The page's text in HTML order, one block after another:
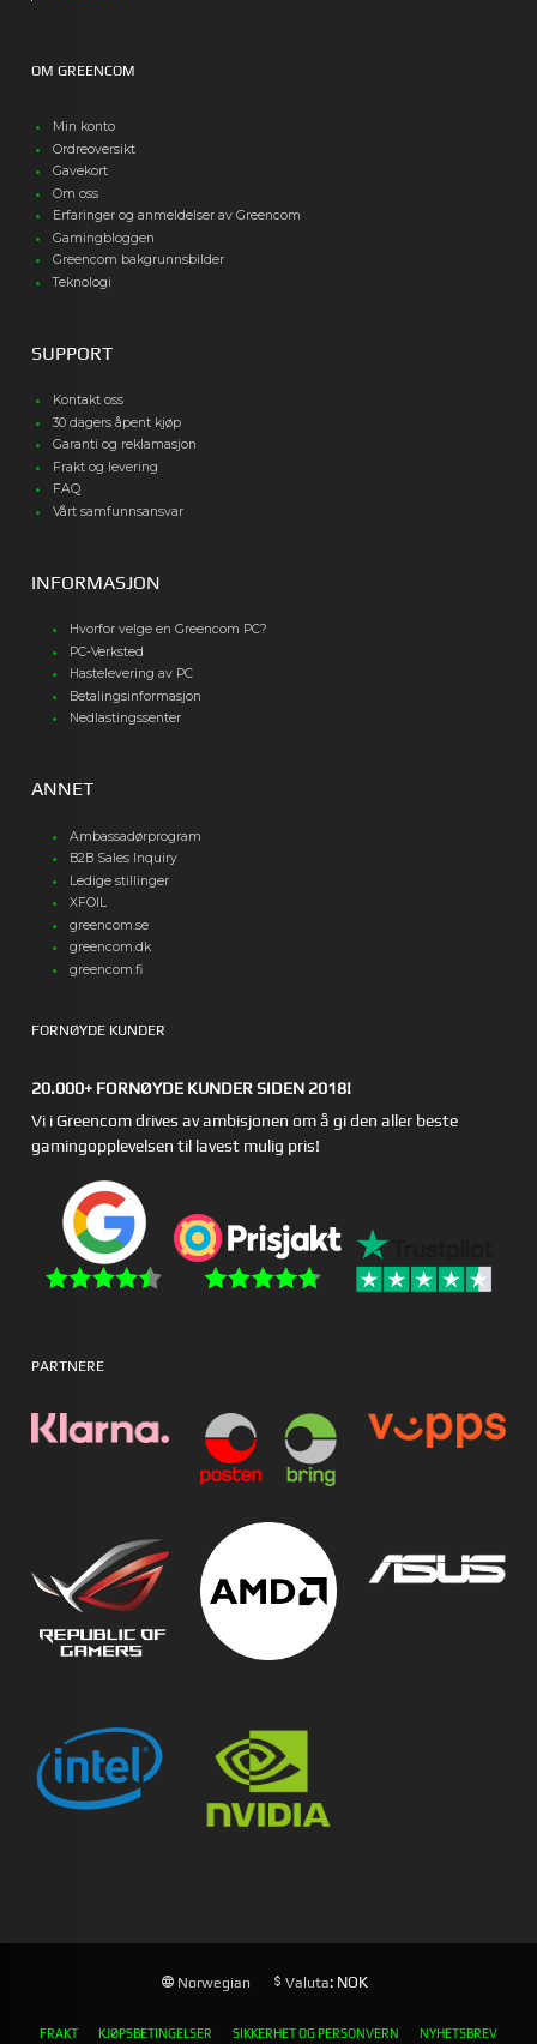
OM GREENCOM
Min konto
Ordreoversikt
Gavekort
Om oss
Erfaringer og anmeldelser av Greencom
Gamingbloggen
Greencom bakgrunnsbilder
Teknologi
SUPPORT
Kontakt oss
30 dagers åpent kjøp
Garanti og reklamasjon
Frakt og levering
FAQ
Vårt samfunnsansvar
INFORMASJON
Hvorfor velge en Greencom PC?
PC-Verksted
Hastelevering av PC
Betalingsinformasjon
Nedlastingssenter
ANNET
Ambassadørprogram
B2B Sales Inquiry
Ledige stillinger
XFOIL
greencom.se
greencom.dk
greencom.fi
FORNØYDE KUNDER
20.000+ FORNØYDE KUNDER SIDEN 2018!
Vi i Greencom drives av ambisjonen om å gi den aller beste
gamingopplevelsen til lavest mulig pris!
PARTNERE
Norwegian Valuta: NOK
FRAKT KJØPSBETINGELSER SIKKERHET OG PERSONVERN NYHETSBREV